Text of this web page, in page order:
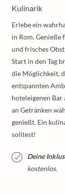
Kulinarik
Erlebe ein
in Rom. Genieße
und frisches
Start in den Tag
die Möglichkeit,
entspannten
hoteleigenen Bar
an Getränken
genießt. Ein
solltest!
Deine
kostenlos.